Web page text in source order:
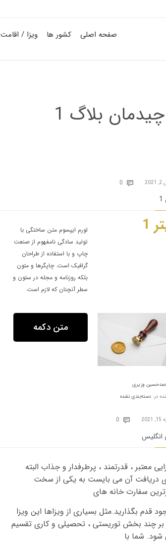
صفحه اصلی کشور ها ویزا / اقامت
چیدمان بلاگ 1

0
1
لورم ایپسوم متن ساختگی با
تولید سادگی نامفهوم از صنعت
چاپ و با استفاده از طراحان
گرافیک است. چاپگرها و متون
بلکه روزنامه و مجله در ستون و
سطر آنچنان که لازم است.
متن دکمه
وزیری
در: دسته‌بندی نشده

0
انگلیس
معتبر ، قدرتمند ، پرطرفدار و جذاب البته
دریافت آن می بایست به یکی از سخت
سفارت خانه های
قدم بگذارید.مثل بسیاری از ویزاها این ویزا
بر چند بخش توریستی ، تحصیلی و کاری تقسیم
شود. شما با